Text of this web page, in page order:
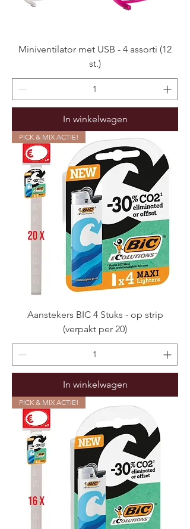
Miniventilator met USB - 4 assorti (12
st.)
In winkelwagen
PICK & MIX ACTIE!
Aanstekers BIC 4 Stuks - op strip
(verpakt per 20)
In winkelwagen
PICK & MIX ACTIE!